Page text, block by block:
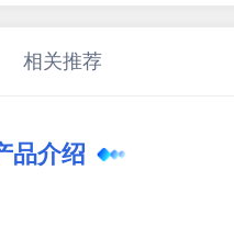
相关推荐
品介绍